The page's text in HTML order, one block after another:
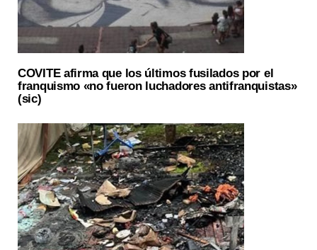
COVITE afirma que los últimos fusilados por el
franquismo «no fueron luchadores antifranquistas»
(sic)